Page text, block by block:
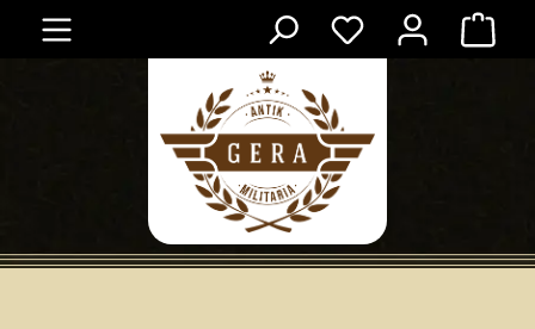
Zum Hauptinhalt springen